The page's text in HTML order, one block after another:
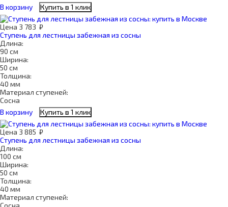
В корзину
Купить в 1 клик
Цена 3 783 ₽
Ступень для лестницы забежная из сосны
Длина:
90 см
Ширина:
50 см
Толщина:
40 мм
Материал ступеней:
Сосна
В корзину
Купить в 1 клик
Цена 3 885 ₽
Ступень для лестницы забежная из сосны
Длина:
100 см
Ширина:
50 см
Толщина:
40 мм
Материал ступеней:
Сосна